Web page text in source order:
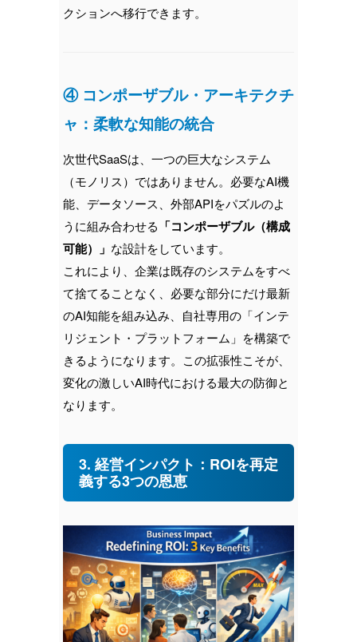
クションへ移行できます。
④ コンポーザブル・アーキテクチ
ャ：柔軟な知能の統合
次世代SaaSは、一つの巨大なシステム
（モノリス）ではありません。必要なAI機
能、データソース、外部APIをパズルのよ
うに組み合わせる 「コンポーザブル（構成
可能）」 な設計をしています。
これにより、企業は既存のシステムをすべ
て捨てることなく、必要な部分にだけ最新
のAI知能を組み込み、自社専用の「インテ
リジェント・プラットフォーム」を構築で
きるようになります。この拡張性こそが、
変化の激しいAI時代における最大の防御と
なります。
3. 経営インパクト：ROIを再定
義する3つの恩恵